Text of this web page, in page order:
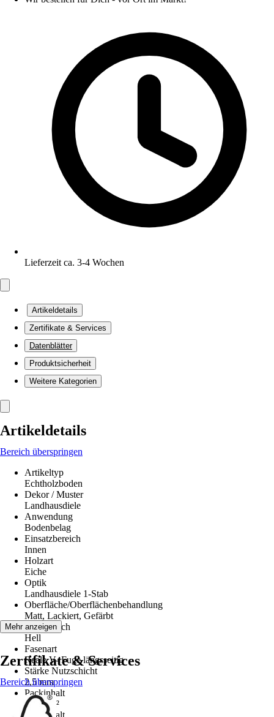
Lieferzeit ca. 3-4 Wochen
Artikeldetails
Zertifikate & Services
Datenblätter
Produktsicherheit
Weitere Kategorien
Artikeldetails
Bereich überspringen
Artikeltyp
Echtholzboden
Dekor / Muster
Landhausdiele
Anwendung
Bodenbelag
Einsatzbereich
Innen
Holzart
Eiche
Optik
Landhausdiele 1-Stab
Oberfläche/Oberflächenbehandlung
Matt, Lackiert, Gefärbt
Farbbereich
Hell
Fasenart
Reale V- Fuge längsseitig
Stärke Nutzschicht
2,5 mm
Packinhalt
2,260 m²
Packinhalt
Mehr anzeigen
Zertifikate & Services
Bereich überspringen